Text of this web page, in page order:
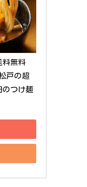
料無料
戸の超
のつけ麺